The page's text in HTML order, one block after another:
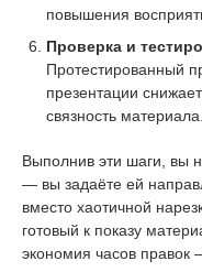
повышения
Проверка и
Протестированный
презентации
связность материала.
Выполнив эти шаги, вы
— вы задаёте ей
вместо хаотичной
готовый к показу
экономия часов правок